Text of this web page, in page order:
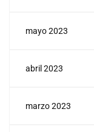
mayo 2023
abril 2023
marzo 2023